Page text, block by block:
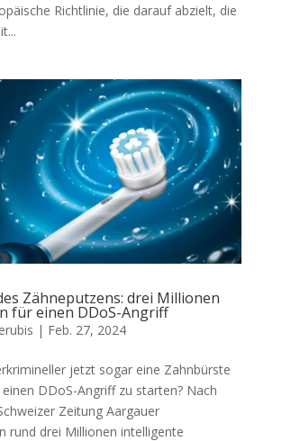
Richtlinie, die darauf abzielt, die
Zähneputzens: drei Millionen
für einen DDoS-Angriff
| Feb. 27, 2024
jetzt sogar eine Zahnbürste
DDoS-Angriff zu starten? Nach
Zeitung Aargauer
rund drei Millionen intelligente